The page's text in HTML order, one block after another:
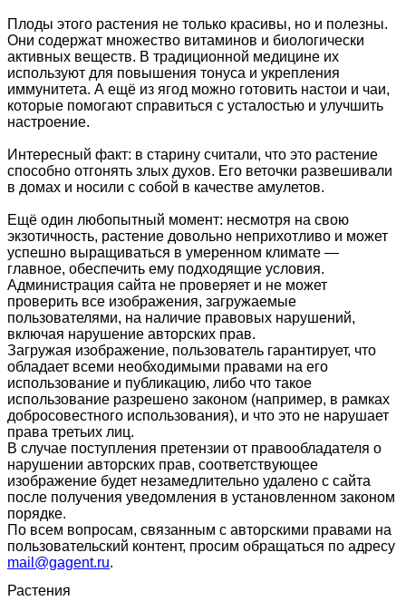
Плоды этого растения не только красивы, но и полезны.
Они содержат множество витаминов и биологически
активных веществ. В традиционной медицине их
используют для повышения тонуса и укрепления
иммунитета. А ещё из ягод можно готовить настои и чаи,
которые помогают справиться с усталостью и улучшить
настроение.
Интересный факт: в старину считали, что это растение
способно отгонять злых духов. Его веточки развешивали
в домах и носили с собой в качестве амулетов.
Ещё один любопытный момент: несмотря на свою
экзотичность, растение довольно неприхотливо и может
успешно выращиваться в умеренном климате —
главное, обеспечить ему подходящие условия.
Администрация сайта не проверяет и не может
проверить все изображения, загружаемые
пользователями, на наличие правовых нарушений,
включая нарушение авторских прав.
Загружая изображение, пользователь гарантирует, что
обладает всеми необходимыми правами на его
использование и публикацию, либо что такое
использование разрешено законом (например, в рамках
добросовестного использования), и что это не нарушает
права третьих лиц.
В случае поступления претензии от правообладателя о
нарушении авторских прав, соответствующее
изображение будет незамедлительно удалено с сайта
после получения уведомления в установленном законом
порядке.
По всем вопросам, связанным с авторскими правами на
пользовательский контент, просим обращаться по адресу
mail@gagent.ru.
Растения